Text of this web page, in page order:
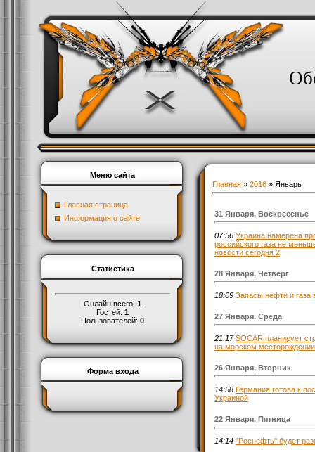
Меню сайта
Главная страница
Информация о сайте
Статистика
Онлайн всего: 1
Гостей: 1
Пользователей: 0
Форма входа
Главная » 2016 » Январь
31 Января, Воскресенье
07:56 Украина намерена
российского газа не
новости сегодня 2
28 Января, Четверг
18:09 Запасы нефти и газа
27 Января, Среда
21:17 SOCAR планирует
на морском месторождении
26 Января, Вторник
14:58 Германия готова к
Украиной
22 Января, Пятница
14:14 "Роснефть" будет